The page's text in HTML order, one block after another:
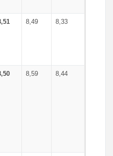
8,49 8,33
8,59 8,44